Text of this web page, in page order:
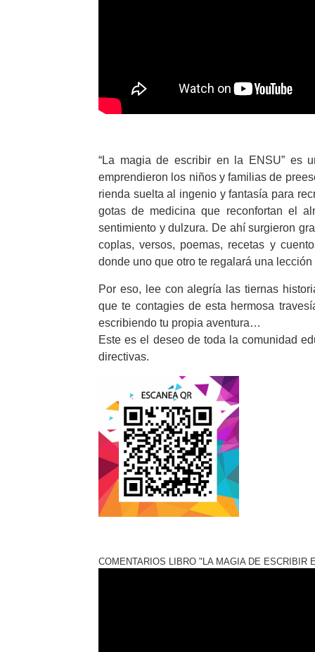
“La magia de escribir en la ENSU” es
emprendieron los niños y familias de
rienda suelta al ingenio y fantasía para
gotas de medicina que reconfortan el
sentimiento y dulzura. De ahí surgieron
coplas, versos, poemas, recetas y
donde uno que otro te regalará una lección
Por eso, lee con alegría las tiernas
que te contagies de esta hermosa
escribiendo tu propia aventura…
Este es el deseo de toda la comunidad
directivas.
COMENTARIOS LIBRO "LA MAGIA DE ESCRIBIR